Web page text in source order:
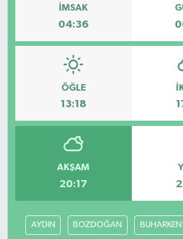
İMSAK
04:36
ÖĞLE
13:18
AKŞAM
20:17
AYDIN BOZDOĞAN
Yaşam